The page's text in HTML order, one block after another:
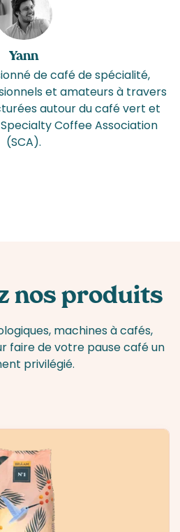
Yann
de café de spécialité,
et amateurs à travers
autour du café vert et
Coffee Association
(SCA).
nos produits
machines à cafés,
faire de votre pause café un
privilégié.